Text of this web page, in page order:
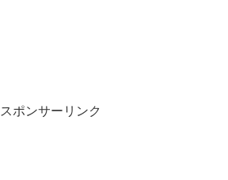
スポンサーリンク